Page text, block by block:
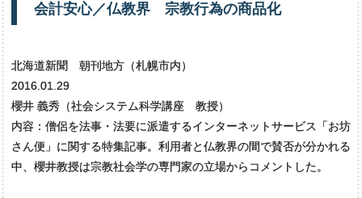
会計安心／仏教界 宗教行為の商品化
北海道新聞 朝刊地方（札幌市内）
2016.01.29
櫻井 義秀（社会システム科学講座 教授）
内容：僧侶を法事・法要に派遣するインターネットサービス「お坊
さん便」に関する特集記事。利用者と仏教界の間で賛否が分かれる
中、櫻井教授は宗教社会学の専門家の立場からコメントした。